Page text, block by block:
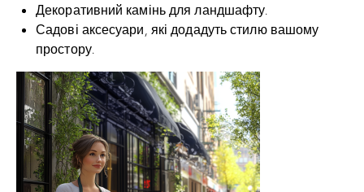
Декоративний камінь для ландшафту.
Садові аксесуари, які додадуть стилю вашому
простору.